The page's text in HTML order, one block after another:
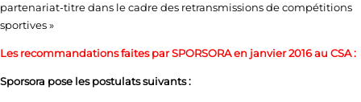
partenariat-titre dans le cadre des retransmissions de compétitions
sportives »
Les recommandations faites par SPORSORA en janvier 2016 au CSA :
Sporsora pose les postulats suivants :